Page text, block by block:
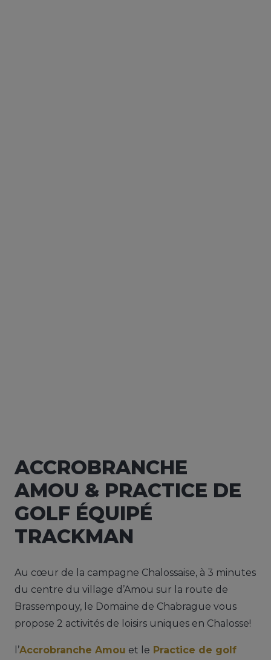
ACCROBRANCHE
AMOU & PRACTICE DE
GOLF ÉQUIPÉ
TRACKMAN
Au cœur de la campagne Chalossaise, à 3 minutes
du centre du village d’Amou sur la route de
Brassempouy, le Domaine de Chabrague vous
propose 2 activités de loisirs uniques en Chalosse!
l’Accrobranche Amou et le Practice de golf